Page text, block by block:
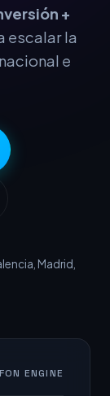
+
escalar la
e
Madrid,
ENGINE